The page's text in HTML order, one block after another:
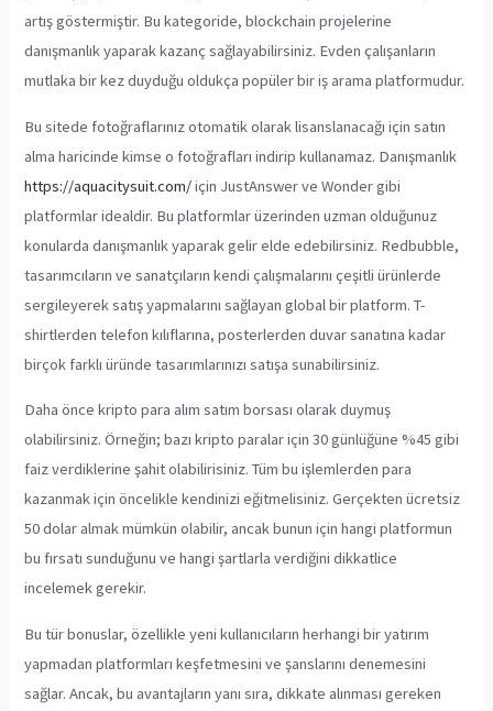
artış göstermiştir. Bu kategoride, blockchain projelerine
danışmanlık yaparak kazanç sağlayabilirsiniz. Evden çalışanların
mutlaka bir kez duyduğu oldukça popüler bir iş arama platformudur.
Bu sitede fotoğraflarınız otomatik olarak lisanslanacağı için satın
alma haricinde kimse o fotoğrafları indirip kullanamaz. Danışmanlık
https://aquacitysuit.com/için JustAnswer ve Wonder gibi
platformlar idealdir. Bu platformlar üzerinden uzman olduğunuz
konularda danışmanlık yaparak gelir elde edebilirsiniz. Redbubble,
tasarımcıların ve sanatçıların kendi çalışmalarını çeşitli ürünlerde
sergileyerek satış yapmalarını sağlayan global bir platform. T-
shirtlerden telefon kılıflarına, posterlerden duvar sanatına kadar
birçok farklı üründe tasarımlarınızı satışa sunabilirsiniz.
Daha önce kripto para alım satım borsası olarak duymuş
olabilirsiniz. Örneğin; bazı kripto paralar için 30 günlüğüne %45 gibi
faiz verdiklerine şahit olabilirisiniz. Tüm bu işlemlerden para
kazanmak için öncelikle kendinizi eğitmelisiniz. Gerçekten ücretsiz
50 dolar almak mümkün olabilir, ancak bunun için hangi platformun
bu fırsatı sunduğunu ve hangi şartlarla verdiğini dikkatlice
incelemek gerekir.
Bu tür bonuslar, özellikle yeni kullanıcıların herhangi bir yatırım
yapmadan platformları keşfetmesini ve şanslarını denemesini
sağlar. Ancak, bu avantajların yanı sıra, dikkate alınması gereken